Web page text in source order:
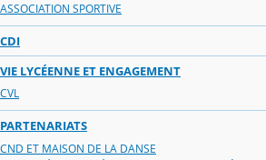
ASSOCIATION SPORTIVE
CDI
VIE LYCÉENNE ET ENGAGEMENT
CVL
PARTENARIATS
CND ET MAISON DE LA DANSE